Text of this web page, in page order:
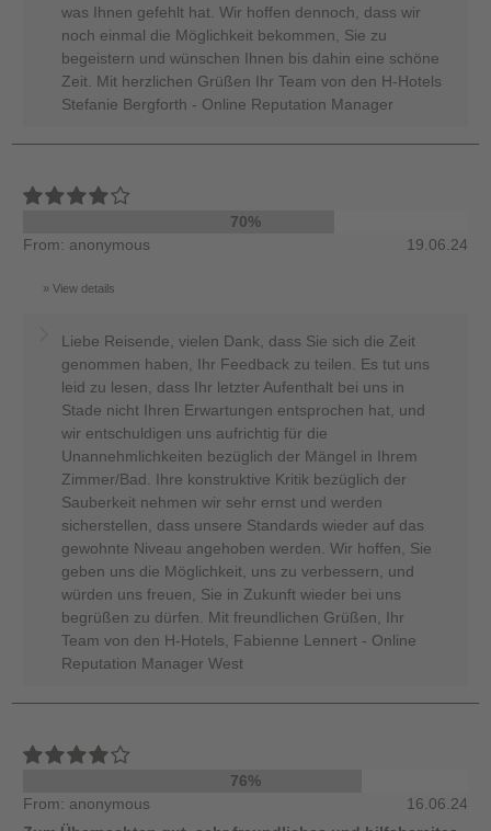
was Ihnen gefehlt hat. Wir hoffen dennoch, dass wir
noch einmal die Möglichkeit bekommen, Sie zu
begeistern und wünschen Ihnen bis dahin eine schöne
Zeit. Mit herzlichen Grüßen Ihr Team von den H-Hotels
Stefanie Bergforth - Online Reputation Manager
70%
From: anonymous
19.06.24
View details
Liebe Reisende, vielen Dank, dass Sie sich die Zeit
genommen haben, Ihr Feedback zu teilen. Es tut uns
leid zu lesen, dass Ihr letzter Aufenthalt bei uns in
Stade nicht Ihren Erwartungen entsprochen hat, und
wir entschuldigen uns aufrichtig für die
Unannehmlichkeiten bezüglich der Mängel in Ihrem
Zimmer/Bad. Ihre konstruktive Kritik bezüglich der
Sauberkeit nehmen wir sehr ernst und werden
sicherstellen, dass unsere Standards wieder auf das
gewohnte Niveau angehoben werden. Wir hoffen, Sie
geben uns die Möglichkeit, uns zu verbessern, und
würden uns freuen, Sie in Zukunft wieder bei uns
begrüßen zu dürfen. Mit freundlichen Grüßen, Ihr
Team von den H-Hotels, Fabienne Lennert - Online
Reputation Manager West
76%
From: anonymous
16.06.24